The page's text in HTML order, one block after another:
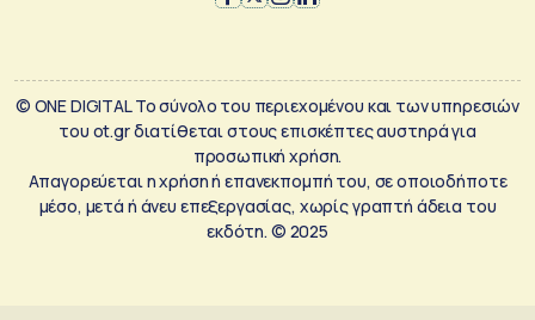
© ONE DIGITAL Το σύνολο του περιεχομένου και των υπηρεσιών
του ot.gr διατίθεται στους επισκέπτες αυστηρά για
προσωπική χρήση.
Απαγορεύεται η χρήση ή επανεκπομπή του, σε οποιοδήποτε
μέσο, μετά ή άνευ επεξεργασίας, χωρίς γραπτή άδεια του
εκδότη. © 2025